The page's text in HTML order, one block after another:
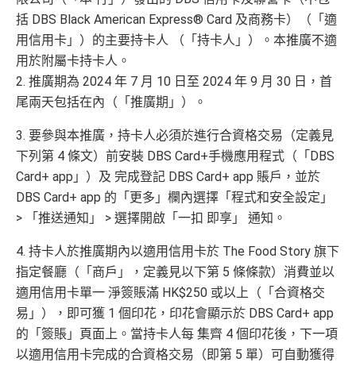
積分，但唔收charge
括 DBS Black American Express® Card 及商務卡）（「適
用信用卡」）的主要持卡人 （「持卡人」）。本推廣不適
用於附屬卡持卡人。
2. 推廣期為 2024 年 7 月 10 日至 2024 年 9 月 30 日，首
尾兩天包括在內（「推廣期」）。
3. 要參與本推廣，持卡人必須於進行合資格交易（定義見
下列第 4 條文）前安裝 DBS Card+手機應用程式（「DBS
Card+ app」）及 完成登記 DBS Card+ app 賬戶，並於
DBS Card+ app 的「更多」欄內選擇「程式和安全設定」
> 「推送通知」 > 選擇開啟「一扣 即享」 通知。
4. 持卡人於推廣期內以適用信用卡於 The Food Story 旗下
指定餐廳（「商戶」，定義見以下第 5 條條款）消費並以
適用信用卡單一 淨簽賬滿 HK$250 或以上（「合資格交
易」），即可獲 1 個印花，印花會顯示於 DBS Card+ app
的「簽賬」頁面上。當持卡人每 集齊 4 個印花後，下一項
以適用信用卡完成的合資格交易（即第 5 單）可自動獲得